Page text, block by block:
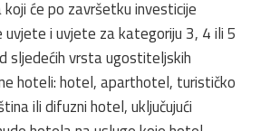
će po završetku investicije
uvjete i uvjete za kategoriju 3, 4 ili 5
sljedećih vrsta ugostiteljskih
hoteli: hotel, aparthotel, turističko
ili difuzni hotel, uključujući